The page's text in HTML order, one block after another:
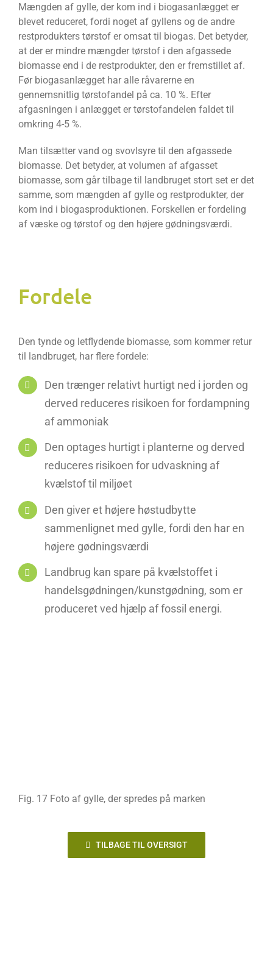
Mængden af gylle, der kom ind i biogasanlægget er
blevet reduceret, fordi noget af gyllens og de andre
restprodukters tørstof er omsat til biogas. Det betyder,
at der er mindre mængder tørstof i den afgassede
biomasse end i de restprodukter, den er fremstillet af.
Før biogasanlægget har alle råvarerne en
gennemsnitlig tørstofandel på ca. 10 %. Efter
afgasningen i anlægget er tørstofandelen faldet til
omkring 4-5 %.
Man tilsætter vand og svovlsyre til den afgassede
biomasse. Det betyder, at volumen af afgasset
biomasse, som går tilbage til landbruget stort set er det
samme, som mængden af gylle og restprodukter, der
kom ind i biogasproduktionen. Forskellen er fordeling
af væske og tørstof og den højere gødningsværdi.
Fordele
Den tynde og letflydende biomasse, som kommer retur
til landbruget, har flere fordele:
Den trænger relativt hurtigt ned i jorden og
derved reduceres risikoen for fordampning
af ammoniak
Den optages hurtigt i planterne og derved
reduceres risikoen for udvaskning af
kvælstof til miljøet
Den giver et højere høstudbytte
sammenlignet med gylle, fordi den har en
højere gødningsværdi
Landbrug kan spare på kvælstoffet i
handelsgødningen/kunstgødning, som er
produceret ved hjælp af fossil energi.
Fig. 17 Foto af gylle, der spredes på marken
TILBAGE TIL OVERSIGT